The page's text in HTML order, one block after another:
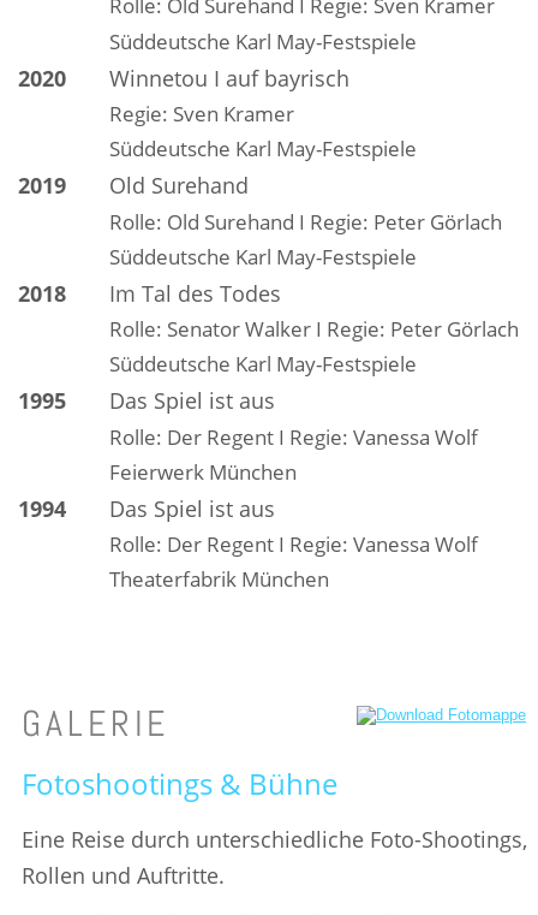
Süddeutsche Karl May-Festspiele
2020 Winnetou I auf bayrisch
Regie: Sven Kramer
Süddeutsche Karl May-Festspiele
2019 Old Surehand
Rolle: Old Surehand I Regie: Peter Görlach
Süddeutsche Karl May-Festspiele
2018 Im Tal des Todes
Rolle: Senator Walker I Regie: Peter Görlach
Süddeutsche Karl May-Festspiele
1995 Das Spiel ist aus
Rolle: Der Regent I Regie: Vanessa Wolf
Feierwerk München
1994 Das Spiel ist aus
Rolle: Der Regent I Regie: Vanessa Wolf
Theaterfabrik München
GALERIE
Fotoshootings & Bühne
Eine Reise durch unterschiedliche Foto-Shootings,
Rollen und Auftritte.